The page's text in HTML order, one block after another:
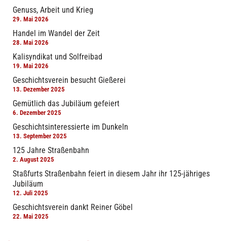
Genuss, Arbeit und Krieg
29. Mai 2026
Handel im Wandel der Zeit
28. Mai 2026
Kalisyndikat und Solfreibad
19. Mai 2026
Geschichtsverein besucht Gießerei
13. Dezember 2025
Gemütlich das Jubiläum gefeiert
6. Dezember 2025
Geschichtsinteressierte im Dunkeln
13. September 2025
125 Jahre Straßenbahn
2. August 2025
Staßfurts Straßenbahn feiert in diesem Jahr ihr 125-jähriges
Jubiläum
12. Juli 2025
Geschichtsverein dankt Reiner Göbel
22. Mai 2025